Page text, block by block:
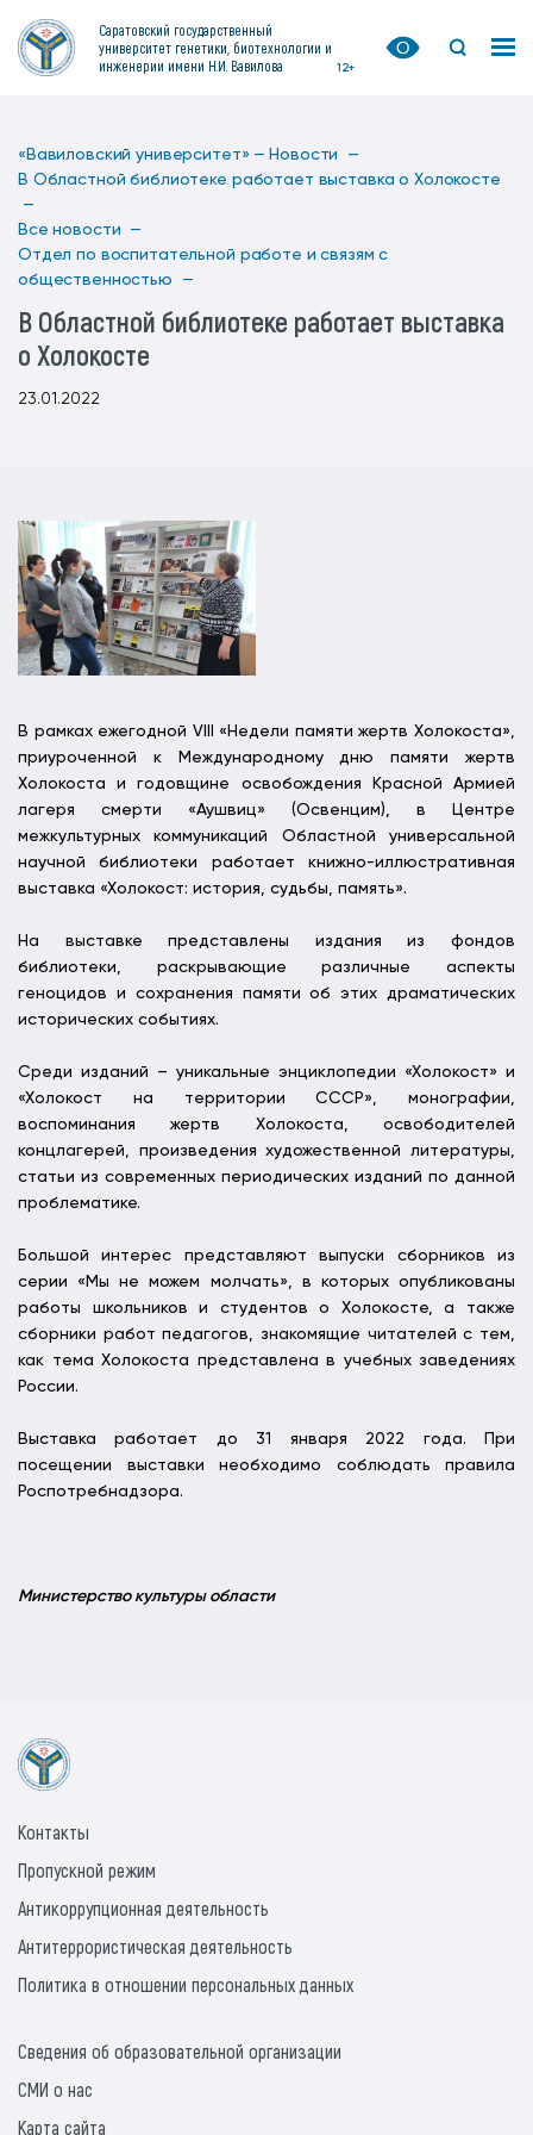
Саратовский государственный
университет генетики, биотехнологии и
инженерии имени Н.И. Вавилова
12+
«Вавиловский университет» — Новости —
В Областной библиотеке работает выставка о Холокосте
—
Все новости —
Отдел по воспитательной работе и связям с
общественностью —
В Областной библиотеке работает выставка
о Холокосте
23.01.2022
В рамках ежегодной VIII «Недели памяти жертв Холокоста»,
приуроченной к Международному дню памяти жертв
Холокоста и годовщине освобождения Красной Армией
лагеря смерти «Аушвиц» (Освенцим), в Центре
межкультурных коммуникаций Областной универсальной
научной библиотеки работает книжно-иллюстративная
выставка «Холокост: история, судьбы, память».
На выставке представлены издания из фондов
библиотеки, раскрывающие различные аспекты
геноцидов и сохранения памяти об этих драматических
исторических событиях.
Среди изданий – уникальные энциклопедии «Холокост» и
«Холокост на территории СССР», монографии,
воспоминания жертв Холокоста, освободителей
концлагерей, произведения художественной литературы,
статьи из современных периодических изданий по данной
проблематике.
Большой интерес представляют выпуски сборников из
серии «Мы не можем молчать», в которых опубликованы
работы школьников и студентов о Холокосте, а также
сборники работ педагогов, знакомящие читателей с тем,
как тема Холокоста представлена в учебных заведениях
России.
Выставка работает до 31 января 2022 года. При
посещении выставки необходимо соблюдать правила
Роспотребнадзора.
Министерство культуры области
Контакты
Пропускной режим
Антикоррупционная деятельность
Антитеррористическая деятельность
Политика в отношении персональных данных
Сведения об образовательной организации
СМИ о нас
Карта сайта